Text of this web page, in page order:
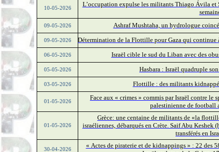
10-05-2026
L’occupation expulse les militants Thiago Ávila
09-05-2026 Ashraf Mushtaha, un hydrologue
09-05-2026 Détermination de la Flottille pour Gaza qui continue
06-05-2026 Israël cible le sud du Liban avec des
05-05-2026 Hasbara : Israël quadruple
03-05-2026 Flottille : des militants
01-05-2026
Face aux « crimes » commis par Israël contre
palestinienne de football
01-05-2026
Grèce: une centaine de militants de «la
israéliennes, débarqués en Crète. Saif Abu
transférés en
30-04-2026
« Actes de piraterie et de kidnappings » : 22 des